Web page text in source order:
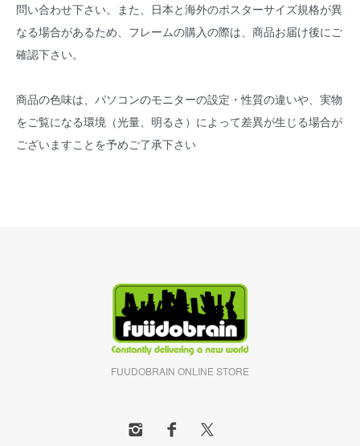
問い合わせ下さい。また、日本と海外のポスターサイズ規格が異
なる場合があるため、フレームの購入の際は、商品お届け後にご
確認下さい。
商品の色味は、パソコンのモニターの設定・性質の違いや、実物
をご覧になる環境（光量、明るさ）によって差異が生じる場合が
ございますことを予めご了承下さい
FUUDOBRAIN ONLINE STORE